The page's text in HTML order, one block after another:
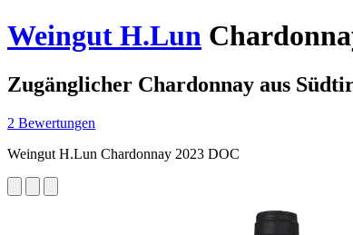
Weingut H.Lun
Zugänglicher Chardonnay aus
2 Bewertungen
Weingut H.Lun Chardonnay 2023 DOC